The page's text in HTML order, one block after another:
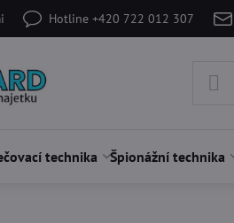
Hotline +420 722 012 307
technika Špionážní technika